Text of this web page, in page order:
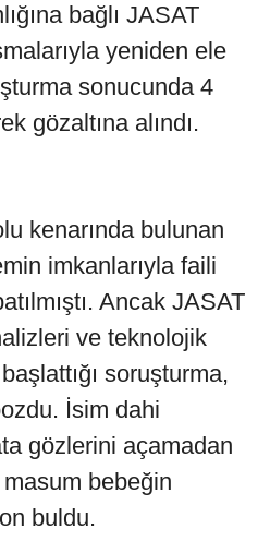
bağlı JASAT
yeniden ele
sonucunda 4
gözaltına alındı.
kenarında bulunan
imkanlarıyla faili
Ancak JASAT
ve teknolojik
soruşturma,
İsim dahi
gözlerini açamadan
bebeğin
buldu.